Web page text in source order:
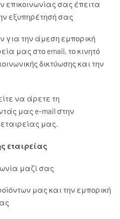
επικοινωνίας σας έπειτα
εξυπηρέτησή σας
για την άμεση εμπορική
μας στο email, το κινητό
δικτύωσης και την
να άρετε τη
μας e-mail στην
εταιρείας μας.
εταιρείας
μαζί σας
μας και την εμπορική